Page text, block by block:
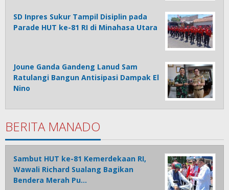
SD Inpres Sukur Tampil Disiplin pada
Parade HUT ke-81 RI di Minahasa Utara
Joune Ganda Gandeng Lanud Sam
Ratulangi Bangun Antisipasi Dampak El
Nino
BERITA MANADO
Sambut HUT ke-81 Kemerdekaan RI,
Wawali Richard Sualang Bagikan
Bendera Merah Pu…